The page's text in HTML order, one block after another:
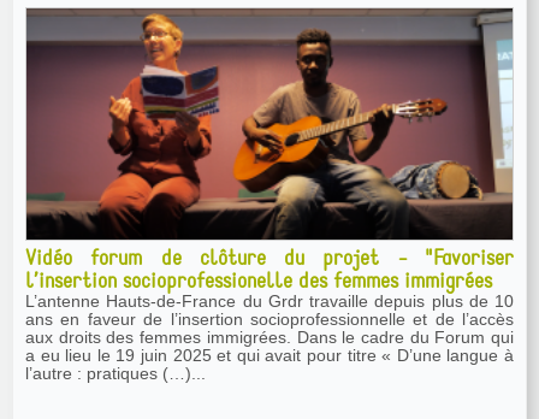
Vidéo forum de clôture du projet - "Favoriser
l’insertion socioprofessionelle des femmes immigrées
L’antenne Hauts-de-France du Grdr travaille depuis plus de 10
ans en faveur de l’insertion socioprofessionnelle et de l’accès
aux droits des femmes immigrées. Dans le cadre du Forum qui
a eu lieu le 19 juin 2025 et qui avait pour titre « D’une langue à
l’autre : pratiques (…)...